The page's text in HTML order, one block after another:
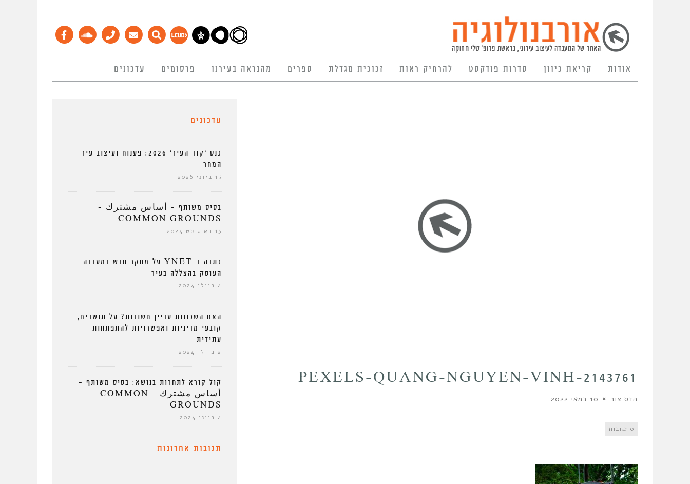
אודות קריאת כיוון סדרות פודקסט להרחיק ראות זכוכית מגדלת ספרים מהנראה בעירנו פרסומים עדכונים
PEXELS-QUANG-NGUYEN-VINH-2143761
הדס צור 10 במאי 2022
0 תגובות
עדכונים
כנס ‘קוד העיר’ 2026: פענוח ועיצוב עיר
המחר
15 ביוני 2026
בסיס משותף – أساس مشترك –
COMMON GROUNDS
13 באוגוסט 2024
כתבה ב-YNET על מחקר חדש במעבדה
העוסק בהצללה בעיר
4 ביולי 2024
האם השכונות עדיין חשובות? על תושבים,
קובעי מדיניות ואפשרויות להתפתחות
עתידית
2 ביולי 2024
קול קורא לתחרות בנושא: בסיס משותף –
أساس مشترك – COMMON
GROUNDS
4 ביוני 2024
תגובות אחרונות